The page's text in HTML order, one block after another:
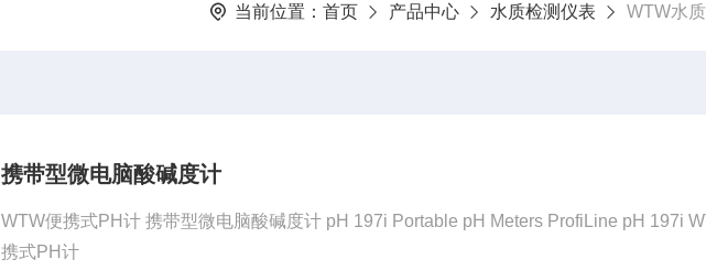
当前位置： 首页 产品中心 水质检测仪表 WTW水
携带型微电脑酸碱度计
WTW便携式PH计 携带型微电脑酸碱度计 pH 197i Portable pH Meters ProfiLine pH 197i
携式PH计